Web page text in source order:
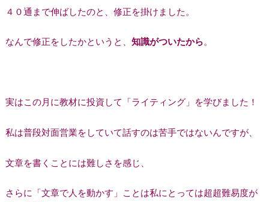
４０通まで伸ばしたのと、修正を掛けました。
なんで修正をしたかというと、 知識がついたから。
実はこの月に教材に投資して「ライティング」を学びました！
私は普段対面営業をしていて話すのは苦手ではないんですが、
文章を書くことには難しさを感じ、
さらに「文章で人を動かす」ことは私にとっては超超難易度が